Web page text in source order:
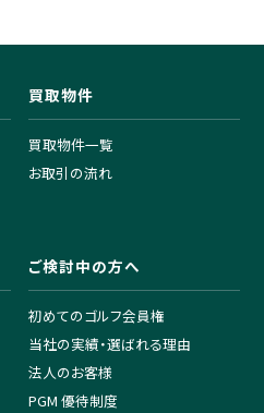
買取物件
買取物件一覧
お取引の流れ
ご検討中の方へ
初めてのゴルフ会員権
当社の実績・選ばれる理由
法人のお客様
PGM 優待制度